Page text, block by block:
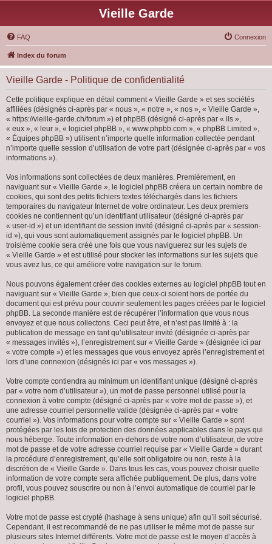
Vieille Garde
FAQ Connexion
Index du forum
Vieille Garde - Politique de confidentialité
Cette politique explique en détail comment « Vieille Garde » et ses sociétés
affiliées (désignés ci-après par « nous », « notre », « nos », « Vieille Garde »,
« https://vieille-garde.ch/forum ») et phpBB (désigné ci-après par « ils »,
« eux », « leur », « logiciel phpBB », « www.phpbb.com », « phpBB Limited »,
« Équipes phpBB ») utilisent n’importe quelle information collectée pendant
n’importe quelle session d’utilisation de votre part (désignée ci-après par « vos
informations »).
Vos informations sont collectées de deux manières. Premièrement, en
naviguant sur « Vieille Garde », le logiciel phpBB créera un certain nombre de
cookies, qui sont des petits fichiers textes téléchargés dans les fichiers
temporaires du navigateur Internet de votre ordinateur. Les deux premiers
cookies ne contiennent qu’un identifiant utilisateur (désigné ci-après par
« user-id ») et un identifiant de session invité (désigné ci-après par « session-
id »), qui vous sont automatiquement assignés par le logiciel phpBB. Un
troisième cookie sera créé une fois que vous naviguerez sur les sujets de
« Vieille Garde » et est utilisé pour stocker les informations sur les sujets que
vous avez lus, ce qui améliore votre navigation sur le forum.
Nous pouvons également créer des cookies externes au logiciel phpBB tout en
naviguant sur « Vieille Garde », bien que ceux-ci soient hors de portée du
document qui est prévu pour couvrir seulement les pages créées par le logiciel
phpBB. La seconde manière est de récupérer l’information que vous nous
envoyez et que nous collectons. Ceci peut être, et n’est pas limité à : la
publication de message en tant qu’utilisateur invité (désignée ci-après par
« messages invités »), l’enregistrement sur « Vieille Garde » (désignée ici par
« votre compte ») et les messages que vous envoyez après l’enregistrement et
lors d’une connexion (désignés ici par « vos messages »).
Votre compte contiendra au minimum un identifiant unique (désigné ci-après
par « votre nom d’utilisateur »), un mot de passe personnel utilisé pour la
connexion à votre compte (désigné ci-après par « votre mot de passe »), et
une adresse courriel personnelle valide (désignée ci-après par « votre
courriel »). Vos informations pour votre compte sur « Vieille Garde » sont
protégées par les lois de protection des données applicables dans le pays qui
nous héberge. Toute information en-dehors de votre nom d’utilisateur, de votre
mot de passe et de votre adresse courriel requise par « Vieille Garde » durant
la procédure d’enregistrement, qu’elle soit obligatoire ou non, reste à la
discrétion de « Vieille Garde ». Dans tous les cas, vous pouvez choisir quelle
information de votre compte sera affichée publiquement. De plus, dans votre
profil, vous pouvez souscrire ou non à l’envoi automatique de courriel par le
logiciel phpBB.
Votre mot de passe est crypté (hashage à sens unique) afin qu’il soit sécurisé.
Cependant, il est recommandé de ne pas utiliser le même mot de passe sur
plusieurs sites Internet différents. Votre mot de passe est le moyen d’accès à